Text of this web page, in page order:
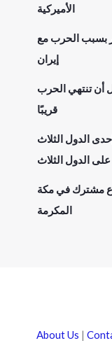
الأميركية
بسبب الحرب مع
إيران
أن تنتهي الحرب
قريبًا
الدول الثلاث
الدول الثلاث
مشترك في مكة
المكرمة
About Us |